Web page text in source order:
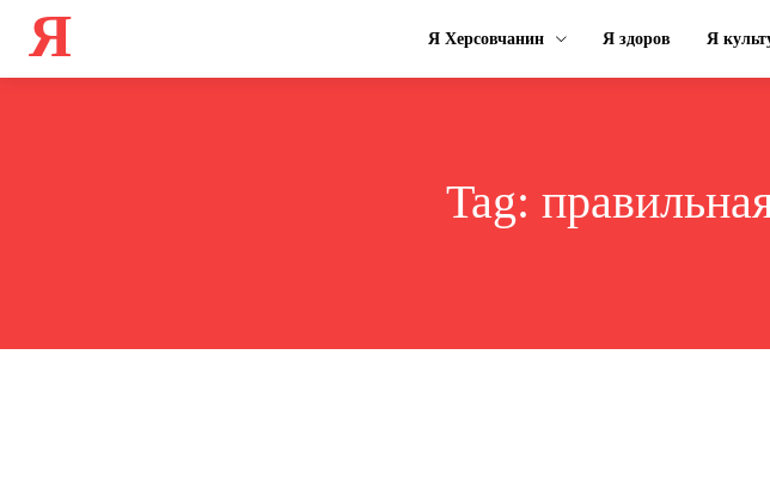
Я Я Херсовчанин Я здоров Я
Tag: